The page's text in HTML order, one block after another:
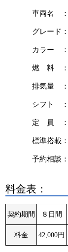
車両名 ：
グレード：
カラー ：
燃 料 ：
排気量 ：
シフト ：
定 員 ：
標準搭載：
予約相談：
料金表：
契約期間 ８日間
料金 42,000円